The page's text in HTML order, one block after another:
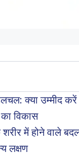
क्या उम्मीद करें
विकास
में होने वाले
लक्षण